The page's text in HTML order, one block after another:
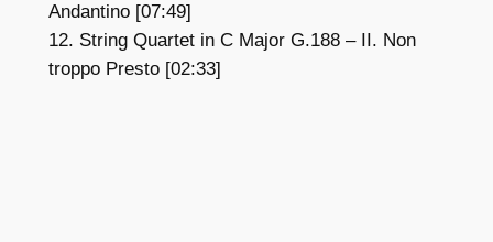
Andantino [07:49]
12. String Quartet in C Major G.188 – II. Non
troppo Presto [02:33]